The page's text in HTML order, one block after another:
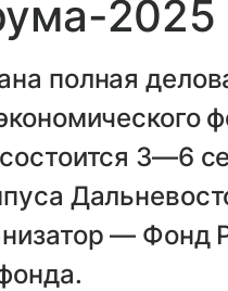
2025
полная
3—6
— Фонд